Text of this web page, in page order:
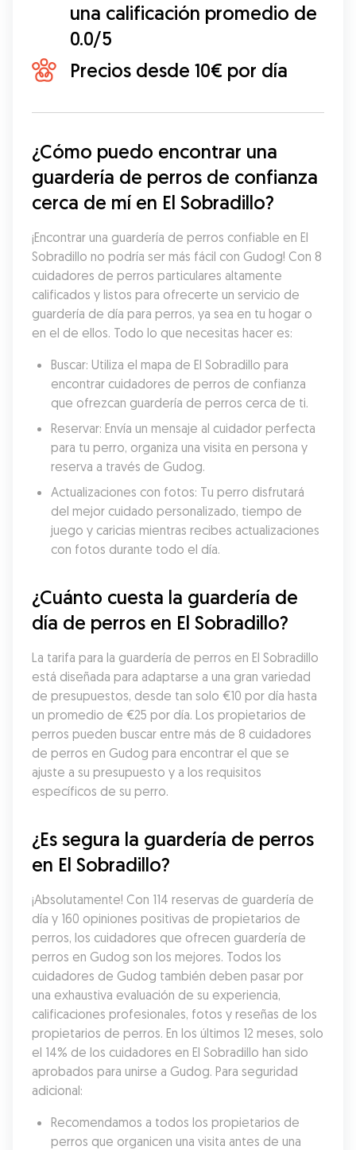
una calificación promedio de
0.0/5
Precios desde 10€ por día
¿Cómo puedo encontrar una
guardería de perros de confianza
cerca de mí en El Sobradillo?
¡Encontrar una guardería de perros confiable en El
Sobradillo no podría ser más fácil con Gudog! Con 8
cuidadores de perros particulares altamente
calificados y listos para ofrecerte un servicio de
guardería de día para perros, ya sea en tu hogar o
en el de ellos. Todo lo que necesitas hacer es:
Buscar: Utiliza el mapa de El Sobradillo para
encontrar cuidadores de perros de confianza
que ofrezcan guardería de perros cerca de ti.
Reservar: Envía un mensaje al cuidador perfecta
para tu perro, organiza una visita en persona y
reserva a través de Gudog.
Actualizaciones con fotos: Tu perro disfrutará
del mejor cuidado personalizado, tiempo de
juego y caricias mientras recibes actualizaciones
con fotos durante todo el día.
¿Cuánto cuesta la guardería de
día de perros en El Sobradillo?
La tarifa para la guardería de perros en El Sobradillo
está diseñada para adaptarse a una gran variedad
de presupuestos, desde tan solo €10 por día hasta
un promedio de €25 por día. Los propietarios de
perros pueden buscar entre más de 8 cuidadores
de perros en Gudog para encontrar el que se
ajuste a su presupuesto y a los requisitos
específicos de su perro.
¿Es segura la guardería de perros
en El Sobradillo?
¡Absolutamente! Con 114 reservas de guardería de
día y 160 opiniones positivas de propietarios de
perros, los cuidadores que ofrecen guardería de
perros en Gudog son los mejores. Todos los
cuidadores de Gudog también deben pasar por
una exhaustiva evaluación de su experiencia,
calificaciones profesionales, fotos y reseñas de los
propietarios de perros. En los últimos 12 meses, solo
el 14% de los cuidadores en El Sobradillo han sido
aprobados para unirse a Gudog. Para seguridad
adicional:
Recomendamos a todos los propietarios de
perros que organicen una visita antes de una